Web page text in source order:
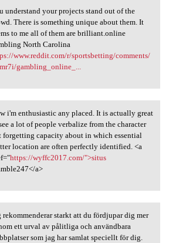
understand your projects
understand your projects stand out of the
There is something unique about them. It
to me all of them are brilliant.online
North Carolina
www.reddit.com/r/sportsbetting/comments/
gambling_online_...
i'm enthusiastic any
i'm enthusiastic any placed. It is actually great
a lot of people verbalize from the character
forgetting capacity about in which essential
location are often perfectly identified. <a
https://wyffc2017.com/">situs
a>
starkt att
rekommenderar starkt att du fördjupar dig mer
ett urval av pålitliga och användbara
som jag har samlat speciellt för dig.